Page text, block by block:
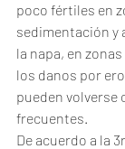
poco fértiles en
sedimentación y
la napa, en
los danos por
pueden volverse
frecuentes.
De acuerdo a la